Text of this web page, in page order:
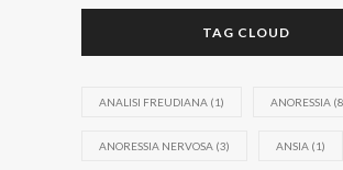
TAG CLOUD
ANALISI FREUDIANA (1) ANORESSIA
ANORESSIA NERVOSA (3) ANSIA (1)